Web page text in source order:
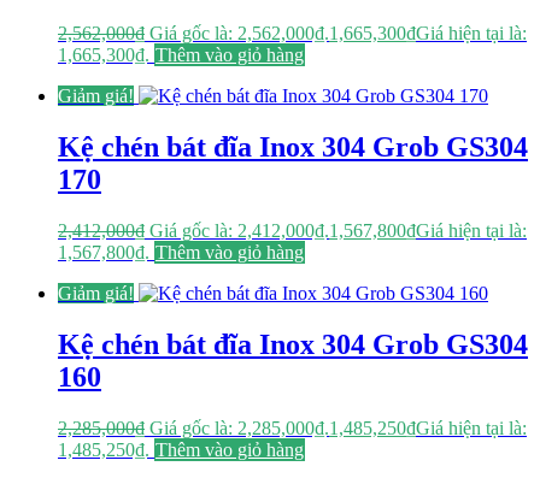
2,562,000₫ Giá gốc là: 2,562,000₫.1,665,300₫Giá hiện tại là:
1,665,300₫. Thêm vào giỏ hàng
Giảm giá!
Kệ chén bát đĩa Inox 304 Grob GS304
170
2,412,000₫ Giá gốc là: 2,412,000₫.1,567,800₫Giá hiện tại là:
1,567,800₫. Thêm vào giỏ hàng
Giảm giá!
Kệ chén bát đĩa Inox 304 Grob GS304
160
2,285,000₫ Giá gốc là: 2,285,000₫.1,485,250₫Giá hiện tại là:
1,485,250₫. Thêm vào giỏ hàng